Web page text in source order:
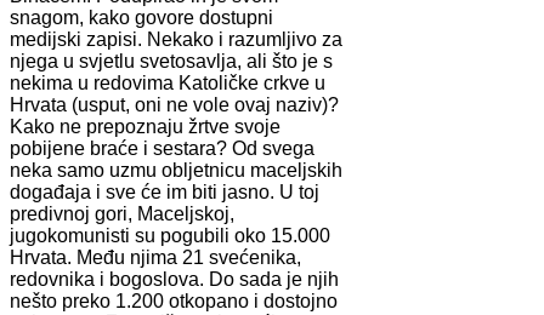
snagom, kako govore dostupni
medijski zapisi. Nekako i razumljivo za
njega u svjetlu svetosavlja, ali što je s
nekima u redovima Katoličke crkve u
Hrvata (usput, oni ne vole ovaj naziv)?
Kako ne prepoznaju žrtve svoje
pobijene braće i sestara? Od svega
neka samo uzmu obljetnicu maceljskih
događaja i sve će im biti jasno. U toj
predivnoj gori, Maceljskoj,
jugokomunisti su pogubili oko 15.000
Hrvata. Među njima 21 svećenika,
redovnika i bogoslova. Do sada je njih
nešto preko 1.200 otkopano i dostojno